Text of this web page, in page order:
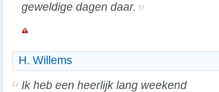
geweldige dagen daar.
H. Willems
Ik heb een heerlijk lang weekend